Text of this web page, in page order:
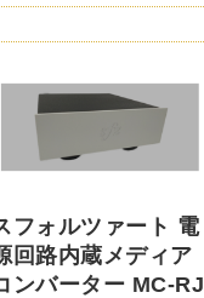
フォルツァート 電
回路内蔵メディア
ンバーター MC-RJ